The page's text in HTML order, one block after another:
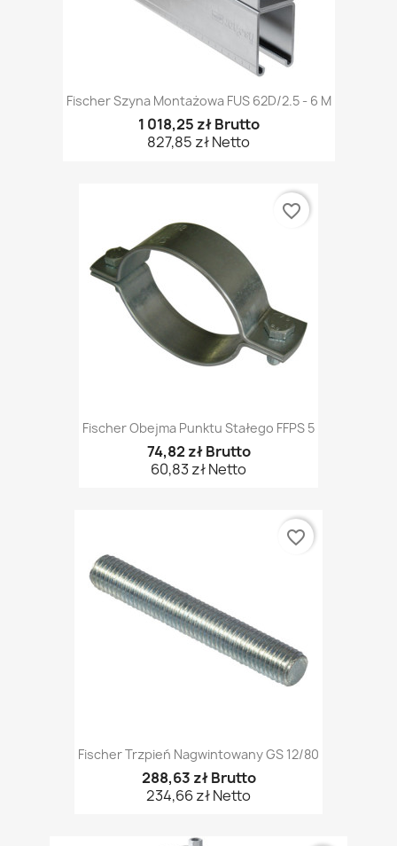
Fischer Szyna Montażowa FUS 62D/2.5 - 6 M
1 018,25 zł Brutto
827,85 zł Netto
Fischer Obejma Punktu Stałego FFPS 5
74,82 zł Brutto
60,83 zł Netto
favorite_border
Fischer Trzpień Nagwintowany GS 12/80
288,63 zł Brutto
234,66 zł Netto
favorite_border